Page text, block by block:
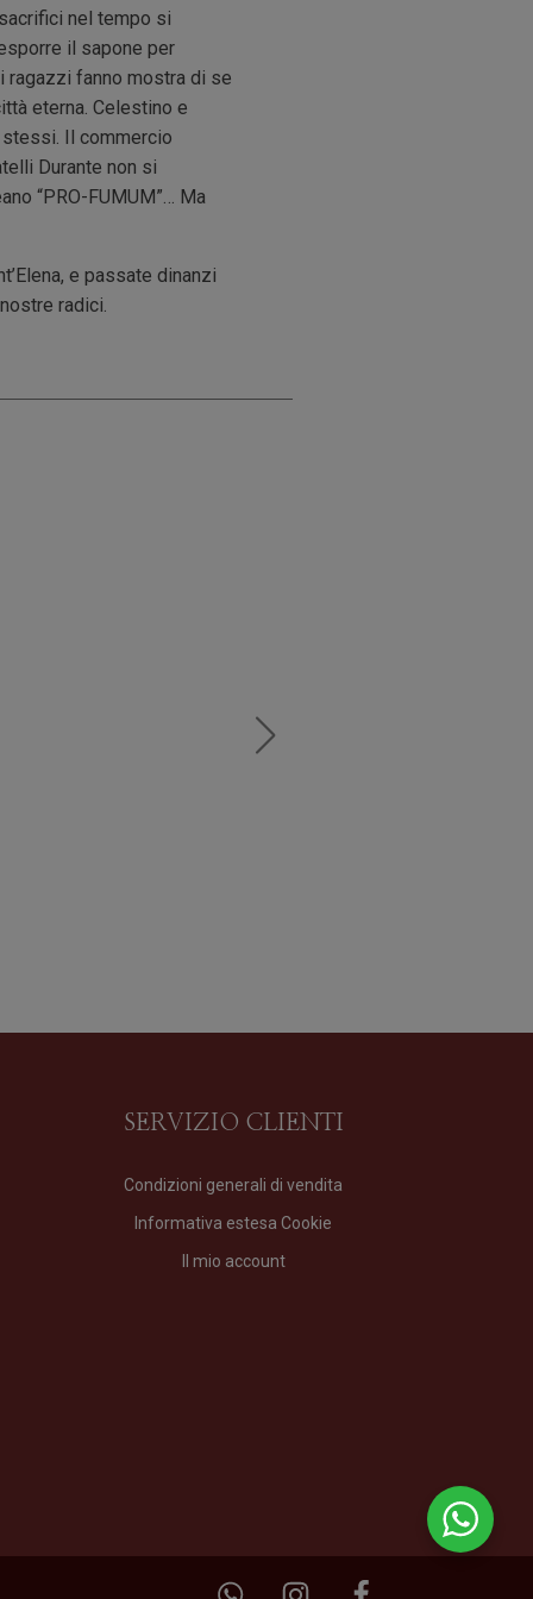
nel tempo si
il sapone per
ragazzi fanno mostra di se
eterna. Celestino e
stessi. Il commercio
Durante non si
“PRO-FUMUM”… Ma
e passate dinanzi
radici.
SERVIZIO CLIENTI
Condizioni generali di vendita
Informativa estesa Cookie
Il mio account